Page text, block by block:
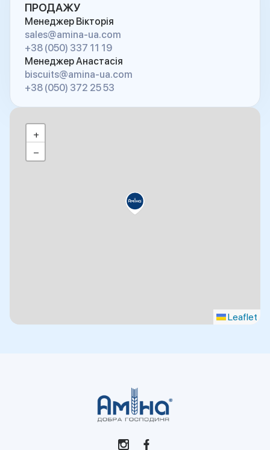
ПРОДАЖУ
Менеджер Вікторія
sales@amina-ua.com
+38 (050) 337 11 19
Менеджер Анастасія
biscuits@amina-ua.com
+38 (050) 372 25 53
+
−
Leaflet